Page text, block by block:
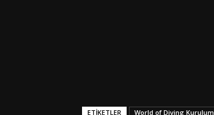
ETIKETLER World of Diving Kurulum